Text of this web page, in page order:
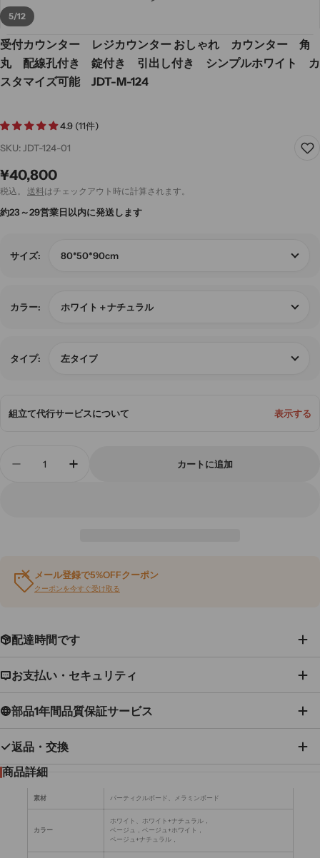
5/12
受付カウンター レジカウンター おしゃれ カウンター 角
丸 配線孔付き 錠付き 引出し付き シンプルホワイト カ
スタマイズ可能 JDT-M-124
4.9 (11件)
SKU: JDT-124-01
通
常
価
¥40,800
税込。 送料はチェックアウト時に計算されます。
約23～29営業日以内に発送します
サイズ: 80*50*90cm
カラー: ホワイト＋ナチュラル
タイプ: 左タイプ
組立て代行サービスについて 表示する
受付カウンター レジカウンター おしゃれ カ
受付カウンター レジカウンター おし
カートに追加
メール登録で5%OFFクーポン
クーポンを今すぐ受け取る
配達時間です
お支払い・セキュリティ
部品1年間品質保証サービス
返品・交換
商品詳細
素材 パーティクルボード、メラミンボード
カラー
ホワイト、ホワイト+ナチュラル，
ベージュ，ベージュ+ホワイト，
ベージュ+ナチュラル，